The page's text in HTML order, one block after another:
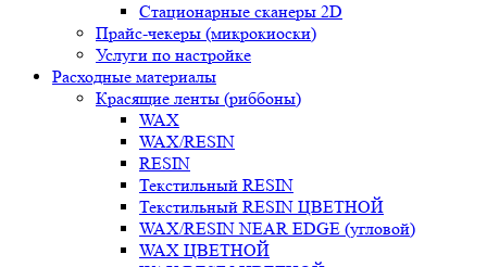
Стационарные сканеры 2D
Прайс-чекеры (микрокиоски)
Услуги по настройке
Расходные материалы
Красящие ленты (риббоны)
WAX
WAX/RESIN
RESIN
Текстильный RESIN
Текстильный RESIN ЦВЕТНОЙ
WAX/RESIN NEAR EDGE (угловой)
WAX ЦВЕТНОЙ